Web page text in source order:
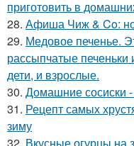
приготовить в
28. Афиша Чиж & Co:
29. Медовое печенье.
рассыпчатые печеньки
дети, и взрослые.
30. Домашние сосиски -
31. Рецепт самых
зиму